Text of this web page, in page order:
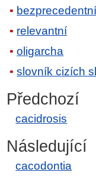
bezprecedentní
relevantní
oligarcha
slovník cizích
Předchozí
cacidrosis
Následující
cacodontia